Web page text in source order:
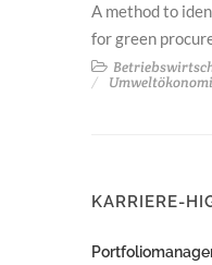
A method to
for green
KARRIERE-